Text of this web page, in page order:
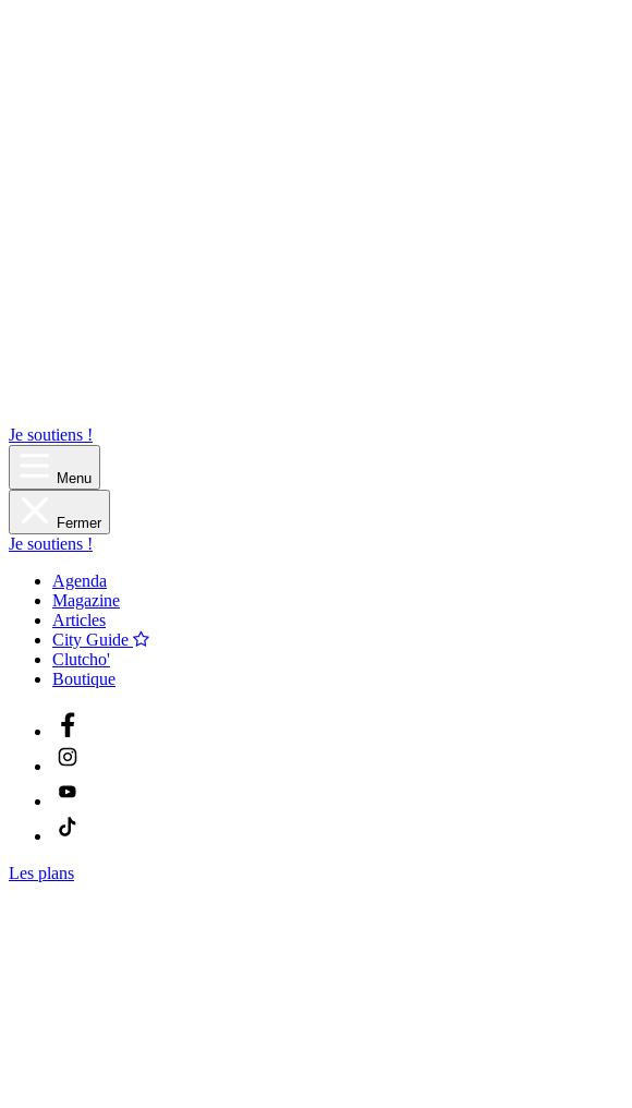
Je soutiens !
Menu
Fermer
Je soutiens !
Agenda
Magazine
Articles
City Guide
Clutcho'
Boutique
Les plans